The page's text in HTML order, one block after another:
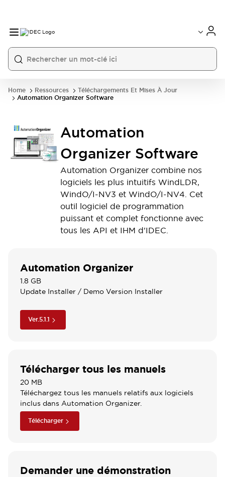
Home Ressources
Téléchargements Et Mises À Jour
Automation Organizer Software
Automation
Organizer Software
Automation Organizer combine nos
logiciels les plus intuitifs WindLDR,
WindO/I-NV3 et WindO/I-NV4. Cet
outil logiciel de programmation
puissant et complet fonctionne avec
tous les API et IHM d'IDEC.
Automation Organizer
1.8 GB
Update Installer / Demo Version Installer
Ver.5.1.1
Télécharger tous les manuels
20 MB
Téléchargez tous les manuels relatifs aux logiciels
inclus dans Automation Organizer.
Télécharger
Demander une démonstration